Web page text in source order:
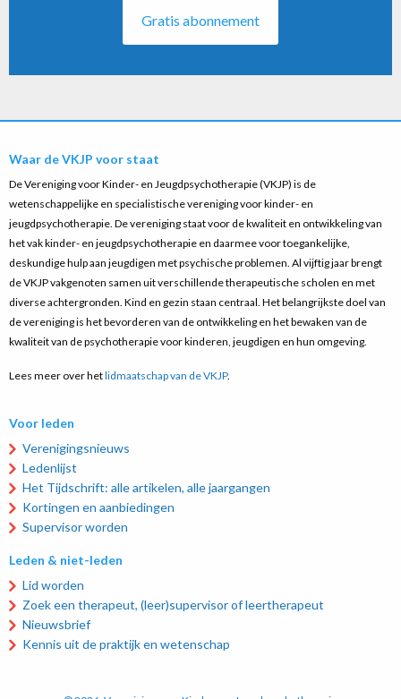
Gratis abonnement
Waar de VKJP voor staat
De Vereniging voor Kinder- en Jeugdpsychotherapie (VKJP) is de
wetenschappelijke en specialistische vereniging voor kinder- en
jeugdpsychotherapie. De vereniging staat voor de kwaliteit en ontwikkeling van
het vak kinder- en jeugdpsychotherapie en daarmee voor toegankelijke,
deskundige hulp aan jeugdigen met psychische problemen. Al vijftig jaar brengt
de VKJP vakgenoten samen uit verschillende therapeutische scholen en met
diverse achtergronden. Kind en gezin staan centraal. Het belangrijkste doel van
de vereniging is het bevorderen van de ontwikkeling en het bewaken van de
kwaliteit van de psychotherapie voor kinderen, jeugdigen en hun omgeving.
Lees meer over hetlidmaatschap van de VKJP.
Voor leden
Verenigingsnieuws
Ledenlijst
Het Tijdschrift: alle artikelen, alle jaargangen
Kortingen en aanbiedingen
Supervisor worden
Leden & niet-leden
Lid worden
Zoek een therapeut, (leer)supervisor of leertherapeut
Nieuwsbrief
Kennis uit de praktijk en wetenschap